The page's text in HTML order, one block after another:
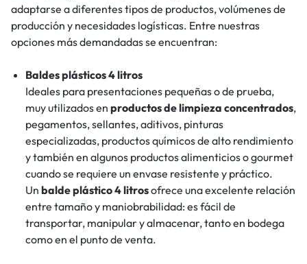
adaptarse a diferentes tipos de productos, volúmenes de
producción y necesidades logísticas. Entre nuestras
opciones más demandadas se encuentran:
Baldes plásticos 4 litros
Ideales para presentaciones pequeñas o de prueba,
muy utilizados en productos de limpieza concentrados,
pegamentos, sellantes, aditivos, pinturas
especializadas, productos químicos de alto rendimiento
y también en algunos productos alimenticios o gourmet
cuando se requiere un envase resistente y práctico.
Un balde plástico 4 litrosofrece una excelente relación
entre tamaño y maniobrabilidad: es fácil de
transportar, manipular y almacenar, tanto en bodega
como en el punto de venta.